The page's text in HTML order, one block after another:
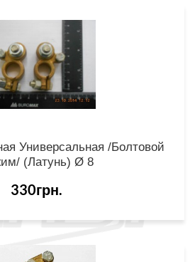
Универсальная /болтовой
(латунь) Ø 8
330грн.